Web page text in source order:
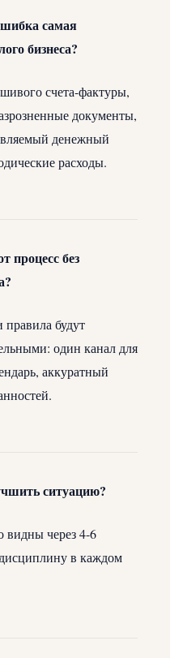
самая
бизнеса?
счета-фактуры,
документы,
денежный
расходы.
процесс без
правила будут
один канал для
аккуратный
ситуацию?
видны через 4-6
в каждом